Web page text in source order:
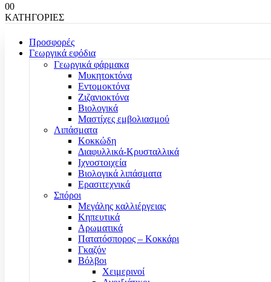
00
ΚΑΤΗΓΟΡΙΕΣ
Προσφορές
Γεωργικά εφόδια
Γεωργικά φάρμακα
Μυκητοκτόνα
Εντομοκτόνα
Ζιζανιοκτόνα
Βιολογικά
Μαστίχες εμβολιασμού
Λιπάσματα
Κοκκώδη
Διαφυλλικά-Κρυσταλλικά
Ιχνοστοιχεία
Βιολογικά λιπάσματα
Ερασιτεχνικά
Σπόροι
Μεγάλης καλλιέργειας
Κηπευτικά
Αρωματικά
Πατατόσπορος – Κοκκάρι
Γκαζόν
Βόλβοι
Χειμερινοί